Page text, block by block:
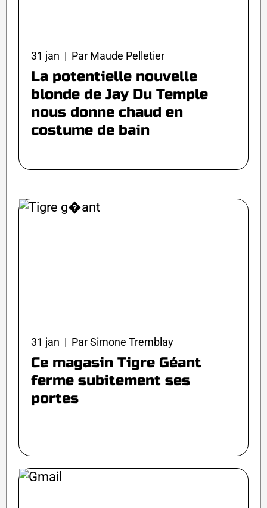
31 jan | Par Maude Pelletier
La potentielle nouvelle
blonde de Jay Du Temple
nous donne chaud en
costume de bain
31 jan | Par Simone Tremblay
Ce magasin Tigre Géant
ferme subitement ses
portes